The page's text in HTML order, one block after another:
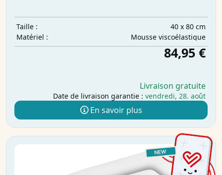
Taille :
40 x 80 cm
Matériel :
Mousse viscoélastique
84,95 €
Livraison gratuite
Date de livraison garantie : vendredi, 28. août
En savoir plus